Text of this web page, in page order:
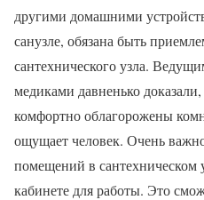
другими домашними
санузле, обязана быть
сантехнического узла.
медиками давненько
комфортно облагорожены
ощущает человек. Очень
помещений в сантехническом
кабинете для работы. Это